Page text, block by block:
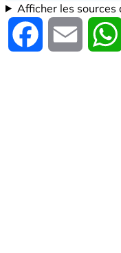
Afficher les sources
Facebook Email